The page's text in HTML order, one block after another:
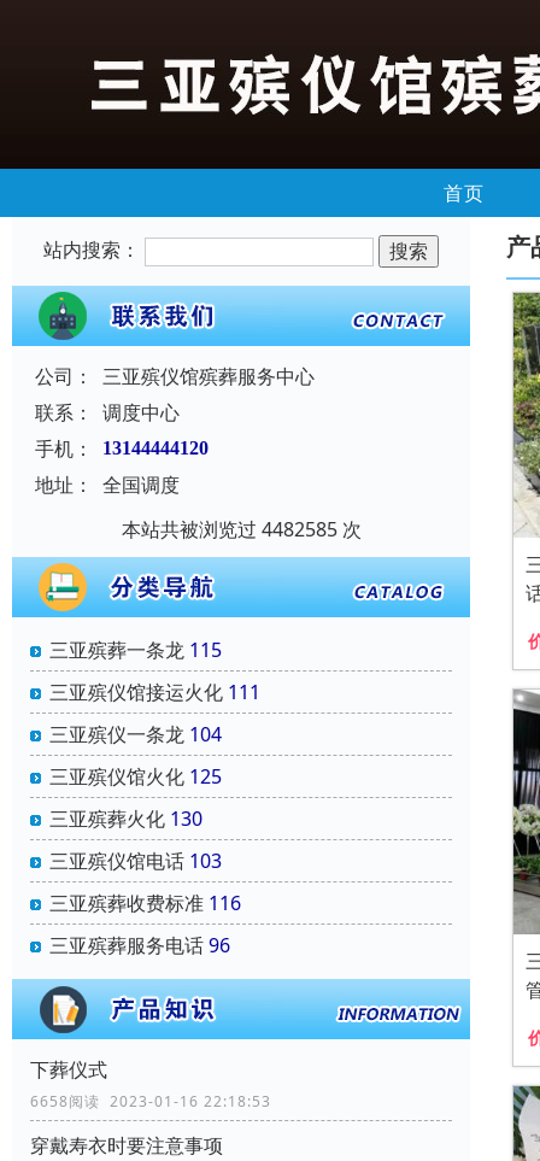
首页
站内搜索：
公司：
三亚殡仪馆殡葬服务中心
联系：
调度中心
手机：
13144444120
地址：
全国调度
本站共被浏览过 4482585 次
三亚殡葬一条龙 115
三亚殡仪馆接运火化 111
三亚殡仪一条龙 104
三亚殡仪馆火化 125
三亚殡葬火化 130
三亚殡仪馆电话 103
三亚殡葬收费标准 116
三亚殡葬服务电话96
下葬仪式
6658阅读 2023-01-16 22:18:53
穿戴寿衣时要注意事项
产